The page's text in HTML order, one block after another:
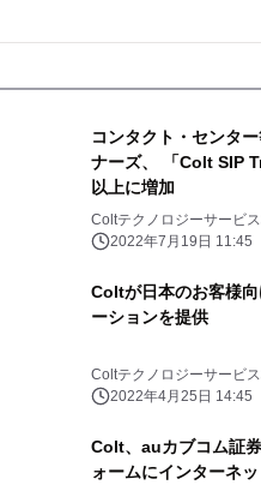
コンタクト・センタ
ナーズ、 「Colt SIP
以上に増加
Coltテクノロジーサービ
2022年7月19日 11:45
Coltが日本のお客様
ーションを提供
Coltテクノロジーサービ
2022年4月25日 14:45
Colt、auカブコム証
ォームにインターネ